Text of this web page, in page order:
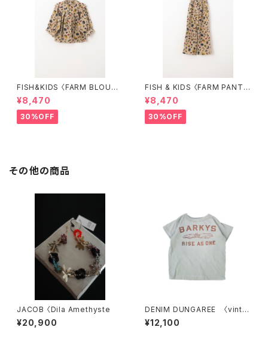
FISH&KIDS 〈FARM BLOUS
E〉
¥8,470
30%OFF
FISH & KIDS 〈FARM PANT
S〉
¥8,470
30%OFF
その他の商品
JACOB 〈Dila Amethyste
¥20,900
DENIM DUNGAREE 〈vinta
ge cotton jersey BARKYS
Tee
¥12,100